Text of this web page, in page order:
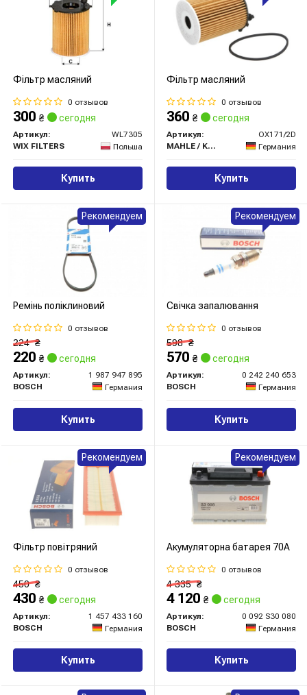
Фільтр масляний
0 отзывов
300 ₴ сегодня
Артикул:
WL7305
WIX FILTERS
Польша
Купить
Фільтр масляний
0 отзывов
360 ₴ сегодня
Артикул:
OX171/2D
MAHLE / KNECHT
Германия
Купить
Ремінь поліклиновий
0 отзывов
224₴
220 ₴ сегодня
Артикул:
1 987 947 895
BOSCH
Германия
Купить
Рекомендуем
Свічка запалювання
0 отзывов
598₴
570 ₴ сегодня
Артикул:
0 242 240 653
BOSCH
Германия
Купить
Рекомендуем
Фільтр повітряний
0 отзывов
450₴
430 ₴ сегодня
Артикул:
1 457 433 160
BOSCH
Германия
Купить
Рекомендуем
Акумуляторна батарея 70А
0 отзывов
4 335₴
4 120 ₴ сегодня
Артикул:
0 092 S30 080
BOSCH
Германия
Купить
Рекомендуем